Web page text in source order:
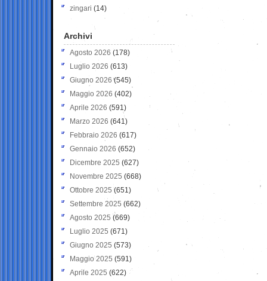
zingari (14)
Archivi
Agosto 2026 (178)
Luglio 2026 (613)
Giugno 2026 (545)
Maggio 2026 (402)
Aprile 2026 (591)
Marzo 2026 (641)
Febbraio 2026 (617)
Gennaio 2026 (652)
Dicembre 2025 (627)
Novembre 2025 (668)
Ottobre 2025 (651)
Settembre 2025 (662)
Agosto 2025 (669)
Luglio 2025 (671)
Giugno 2025 (573)
Maggio 2025 (591)
Aprile 2025 (622)